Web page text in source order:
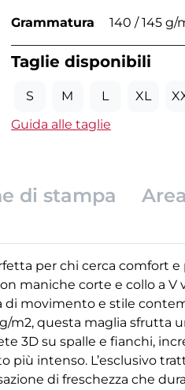
Grammatura 140 / 145 g/
Taglie disponibili
S M L XL
Guida alle taglie
di stampa
per chi cerca comfort
maniche corte e collo a
movimento e stile
m2, questa maglia sfrutta
3D su spalle e fianchi,
più intenso. L’esclusivo
di freschezza che